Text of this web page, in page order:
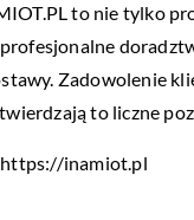
to nie tylko
Zadowolenie
to liczne
https://inamiot.pl